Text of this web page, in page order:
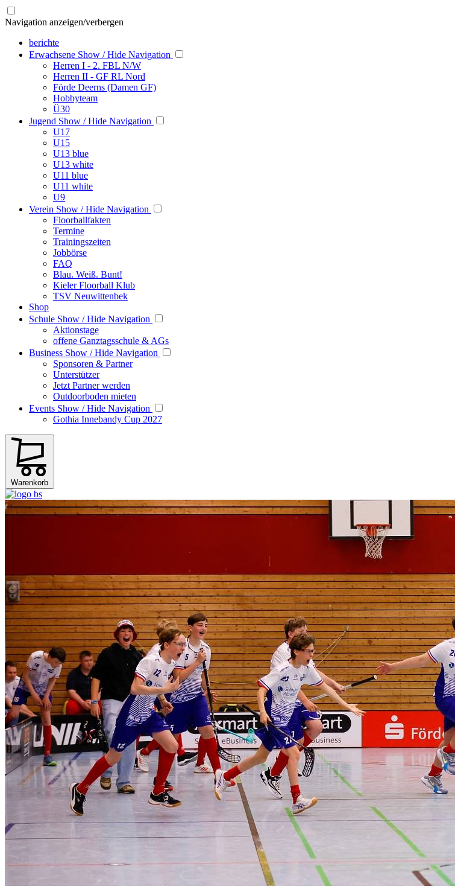
Navigation anzeigen/verbergen
berichte
Erwachsene Show / Hide Navigation
Herren I - 2. FBL N/W
Herren II - GF RL Nord
Förde Deerns (Damen GF)
Hobbyteam
Ü30
Jugend Show / Hide Navigation
U17
U15
U13 blue
U13 white
U11 blue
U11 white
U9
Verein Show / Hide Navigation
Floorballfakten
Termine
Trainingszeiten
Jobbörse
FAQ
Blau. Weiß. Bunt!
Kieler Floorball Klub
TSV Neuwittenbek
Shop
Schule Show / Hide Navigation
Aktionstage
offene Ganztagsschule & AGs
Business Show / Hide Navigation
Sponsoren & Partner
Unterstützer
Jetzt Partner werden
Outdoorboden mieten
Events Show / Hide Navigation
Gothia Innebandy Cup 2027
Warenkorb